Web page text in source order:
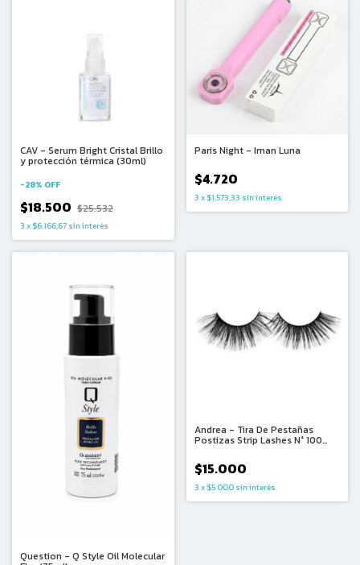
CAV - Serum Bright Cristal Brillo
y protección térmica (30ml)
-28% OFF
$18.500 $25.532
3 x $6.166,67 sin interés
Paris Night - Iman Luna
$4.720
3 x $1.573,33 sin interés
Question - Q Style Oil Molecular
Andrea - Tira De Pestañas
Postizas Strip Lashes N° 100
$15.000
3 x $5.000 sin interés